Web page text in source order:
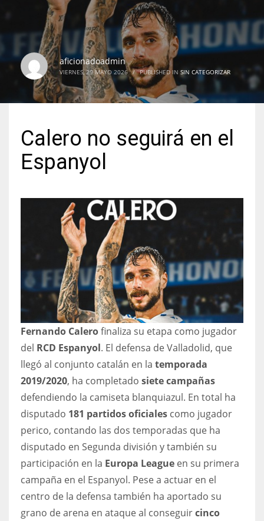
NYJ
3
ATL
24
IND
34
MIN
6
24
aficionadoadmin
VIERNES, 29 MAYO 2026 / PUBLISHED IN SIN CATEGORIZAR
Calero no seguirá en el
Espanyol
Fernando Calerofinaliza su etapa como jugador
del RCD Espanyol. El defensa de Valladolid, que
llegó al conjunto catalán en la temporada
2019/2020, ha completado siete campañas
defendiendo la camiseta blanquiazul. En total ha
disputado 181 partidos oficiales como jugador
perico, contando las dos temporadas que ha
disputado en Segunda división y también su
participación en la Europa League en su primera
campaña en el Espanyol. Pese a actuar en el
centro de la defensa también ha aportado su
grano de arena en ataque al conseguircinco